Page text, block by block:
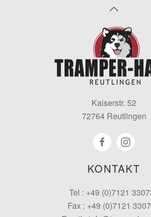
KONTAKT
Tel : +49 (0)7121
Fax : +49 (0)7121
Kaiserstr. 52
72764 Reutlingen